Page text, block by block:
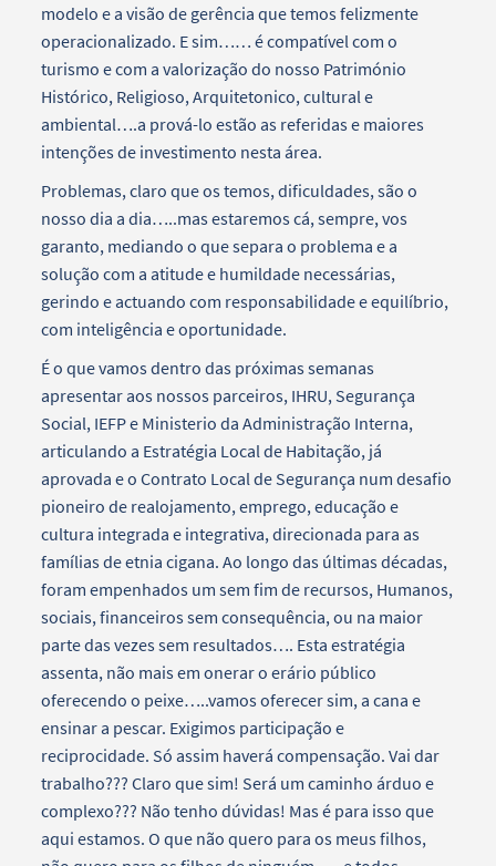
modelo e a visão de gerência que temos felizmente
operacionalizado. E sim…… é compatível com o
turismo e com a valorização do nosso Património
Histórico, Religioso, Arquitetonico, cultural e
ambiental….a prová-lo estão as referidas e maiores
intenções de investimento nesta área.
Problemas, claro que os temos, dificuldades, são o
nosso dia a dia…..mas estaremos cá, sempre, vos
garanto, mediando o que separa o problema e a
solução com a atitude e humildade necessárias,
gerindo e actuando com responsabilidade e equilíbrio,
com inteligência e oportunidade.
É o que vamos dentro das próximas semanas
apresentar aos nossos parceiros, IHRU, Segurança
Social, IEFP e Ministerio da Administração Interna,
articulando a Estratégia Local de Habitação, já
aprovada e o Contrato Local de Segurança num desafio
pioneiro de realojamento, emprego, educação e
cultura integrada e integrativa, direcionada para as
famílias de etnia cigana. Ao longo das últimas décadas,
foram empenhados um sem fim de recursos, Humanos,
sociais, financeiros sem consequência, ou na maior
parte das vezes sem resultados…. Esta estratégia
assenta, não mais em onerar o erário público
oferecendo o peixe…..vamos oferecer sim, a cana e
ensinar a pescar. Exigimos participação e
reciprocidade. Só assim haverá compensação. Vai dar
trabalho??? Claro que sim! Será um caminho árduo e
complexo??? Não tenho dúvidas! Mas é para isso que
aqui estamos. O que não quero para os meus filhos,